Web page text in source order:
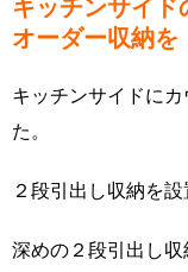
キッチンサイ
オーダー収納を
キッチンサイドに
た。
２段引出し収納を設
深めの２段引出し